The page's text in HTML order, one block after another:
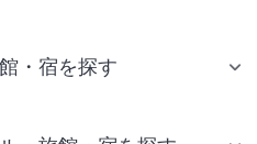
・宿を探す